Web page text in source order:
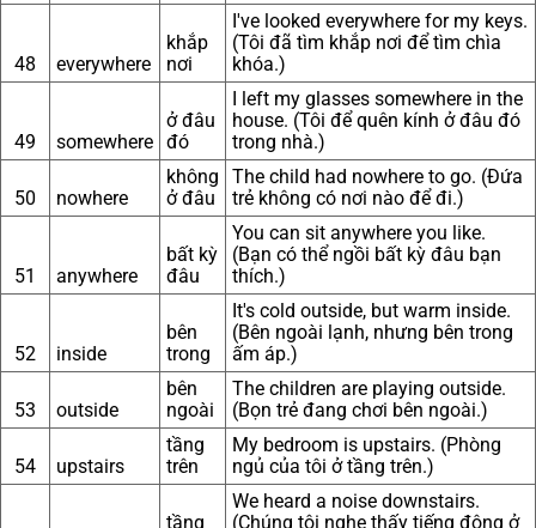
48 everywhere
khắp
nơi
I've looked everywhere for my keys.
(Tôi đã tìm khắp nơi để tìm chìa
khóa.)
49 somewhere
ở đâu
đó
I left my glasses somewhere in the
house. (Tôi để quên kính ở đâu đó
trong nhà.)
50 nowhere
không
ở đâu
The child had nowhere to go. (Đứa
trẻ không có nơi nào để đi.)
51 anywhere
bất kỳ
đâu
You can sit anywhere you like.
(Bạn có thể ngồi bất kỳ đâu bạn
thích.)
52 inside
bên
trong
It's cold outside, but warm inside.
(Bên ngoài lạnh, nhưng bên trong
ấm áp.)
53 outside
bên
ngoài
The children are playing outside.
(Bọn trẻ đang chơi bên ngoài.)
54 upstairs
tầng
trên
My bedroom is upstairs. (Phòng
ngủ của tôi ở tầng trên.)
tầng
We heard a noise downstairs.
(Chúng tôi nghe thấy tiếng động ở